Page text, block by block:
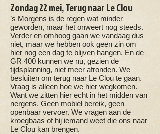
Zondag 22 mei, Terug naar Le Clou
’s Morgens is de regen wat minder
geworden, maar het onweert nog steeds.
Verder en omhoog gaan we vandaag dus
niet, maar we hebben ook geen zin om
hier nog een dag te blijven hangen. En de
GR 400 kunnen we nu, gezien de
tijdsplanning, niet meer afronden. We
besluiten om terug naar Le Clou te gaan.
Vraag is alleen hoe we hier wegkomen.
Want we zitten hier echt in het midden van
nergens. Geen mobiel bereik, geen
openbaar vervoer. We vragen aan de
kroegbaas of hij iemand weet die ons naar
Le Clou kan brengen.